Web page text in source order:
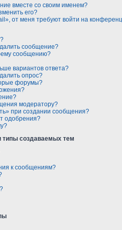
вместе со своим именем?
его?
от меня требуют войти на
сообщение?
сообщению?
вариантов ответа?
опрос?
форумы?
модератору?
при создании сообщения?
одобрения?
типы создаваемых тем
к сообщениям?